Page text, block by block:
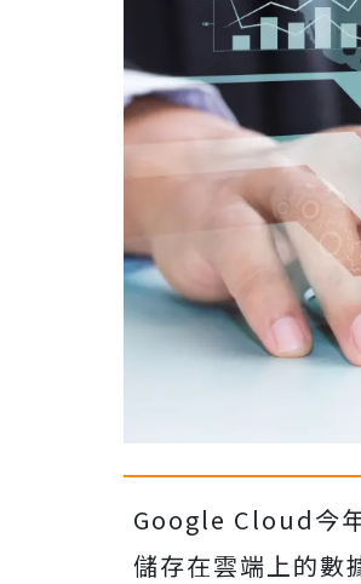
Google Cloud今
儲存在雲端上的數